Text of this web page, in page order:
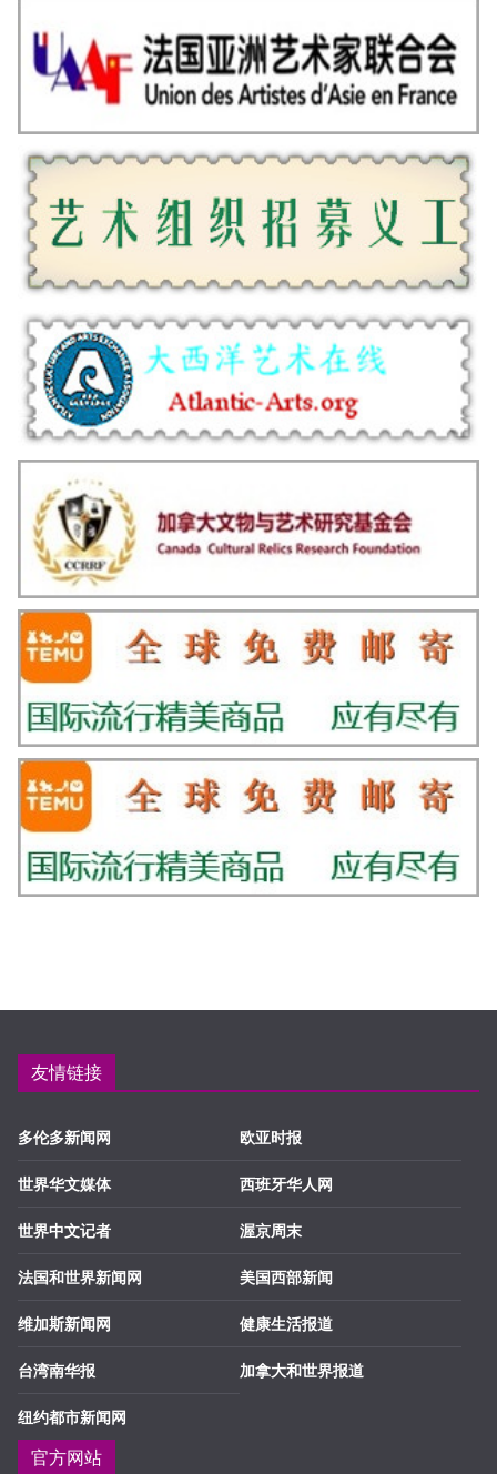
友情链接
多伦多新闻网
世界华文媒体
世界中文记者
法国和世界新闻网
维加斯新闻网
台湾南华报
纽约都市新闻网
欧亚时报
西班牙华人网
渥京周末
美国西部新闻
健康生活报道
加拿大和世界报道
官方网站